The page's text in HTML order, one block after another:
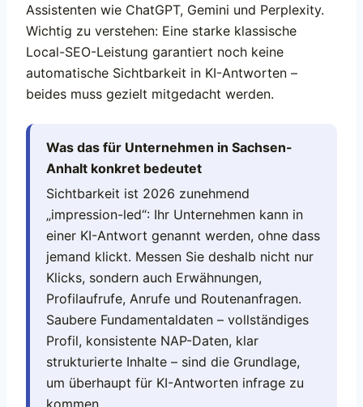
Assistenten wie ChatGPT, Gemini und Perplexity.
Wichtig zu verstehen: Eine starke klassische
Local-SEO-Leistung garantiert noch keine
automatische Sichtbarkeit in KI-Antworten –
beides muss gezielt mitgedacht werden.
Was das für Unternehmen in Sachsen-
Anhalt konkret bedeutet
Sichtbarkeit ist 2026 zunehmend
„impression-led“: Ihr Unternehmen kann in
einer KI-Antwort genannt werden, ohne dass
jemand klickt. Messen Sie deshalb nicht nur
Klicks, sondern auch Erwähnungen,
Profilaufrufe, Anrufe und Routenanfragen.
Saubere Fundamentaldaten – vollständiges
Profil, konsistente NAP-Daten, klar
strukturierte Inhalte – sind die Grundlage,
um überhaupt für KI-Antworten infrage zu